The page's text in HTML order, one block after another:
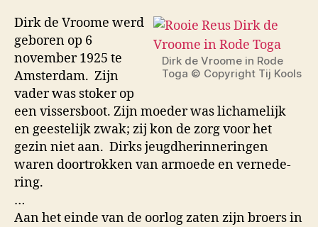
Dirk de Vroome in Rode
Toga © Copyright Tij Kools
Dirk de Vroome werd
geboren op 6
november 1925 te
Amsterdam. Zijn
vader was stoker op
een vis­sers­boot. Zijn moeder was lichamelijk
en geestelijk zwak; zij kon de zorg voor het
gezin niet aan. Dirks jeugd­herin­nerin­gen
waren door­trok­ken van armoede en verne­de­
ring.
…
Aan het einde van de oorlog zaten zijn broers in